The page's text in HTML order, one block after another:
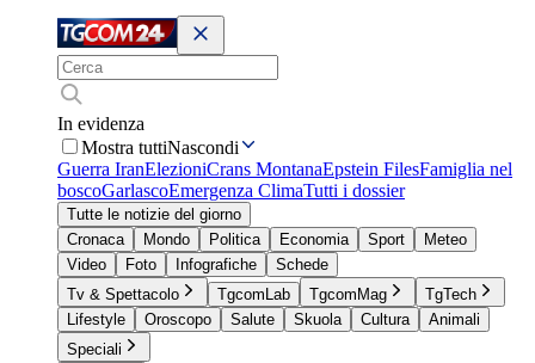
In evidenza
Mostra tuttiNascondi
Guerra IranElezioniCrans MontanaEpstein FilesFamiglia nel
boscoGarlascoEmergenza ClimaTutti i dossier
Tutte le notizie del giorno
Cronaca
Mondo Politica Economia Sport
Meteo
Video
Foto Infografiche
Schede
Tv & Spettacolo
TgcomLab TgcomMag
TgTech
Lifestyle
Oroscopo Salute Skuola Cultura
Animali
Speciali